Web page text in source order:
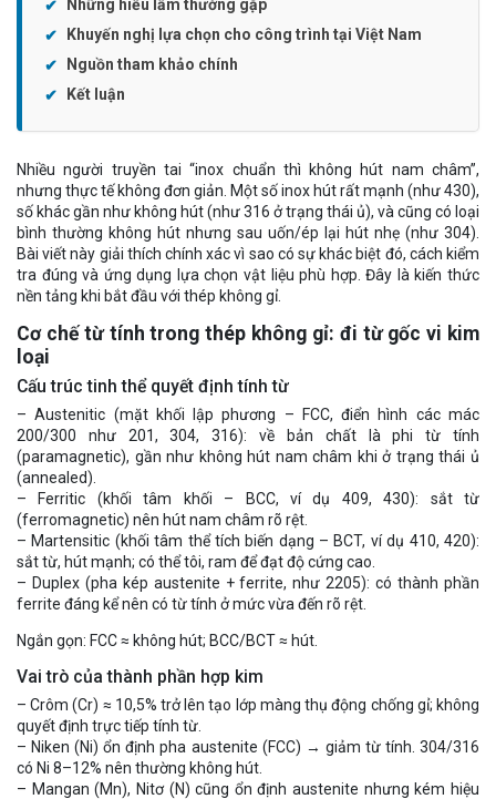
Những hiểu lầm thường gặp
Khuyến nghị lựa chọn cho công trình tại Việt Nam
Nguồn tham khảo chính
Kết luận
Nhiều người truyền tai “inox chuẩn thì không hút nam châm”,
nhưng thực tế không đơn giản. Một số inox hút rất mạnh (như 430),
số khác gần như không hút (như 316 ở trạng thái ủ), và cũng có loại
bình thường không hút nhưng sau uốn/ép lại hút nhẹ (như 304).
Bài viết này giải thích chính xác vì sao có sự khác biệt đó, cách kiểm
tra đúng và ứng dụng lựa chọn vật liệu phù hợp. Đây là kiến thức
nền tảng khi bắt đầu với thép không gỉ.
Cơ chế từ tính trong thép không gỉ: đi từ gốc vi kim
loại
Cấu trúc tinh thể quyết định tính từ
– Austenitic (mặt khối lập phương – FCC, điển hình các mác
200/300 như 201, 304, 316): về bản chất là phi từ tính
(paramagnetic), gần như không hút nam châm khi ở trạng thái ủ
(annealed).
– Ferritic (khối tâm khối – BCC, ví dụ 409, 430): sắt từ
(ferromagnetic) nên hút nam châm rõ rệt.
– Martensitic (khối tâm thể tích biến dạng – BCT, ví dụ 410, 420):
sắt từ, hút mạnh; có thể tôi, ram để đạt độ cứng cao.
– Duplex (pha kép austenite + ferrite, như 2205): có thành phần
ferrite đáng kể nên có từ tính ở mức vừa đến rõ rệt.
Ngắn gọn: FCC ≈ không hút; BCC/BCT ≈ hút.
Vai trò của thành phần hợp kim
– Crôm (Cr) ≈ 10,5% trở lên tạo lớp màng thụ động chống gỉ; không
quyết định trực tiếp tính từ.
– Niken (Ni) ổn định pha austenite (FCC) → giảm từ tính. 304/316
có Ni 8–12% nên thường không hút.
– Mangan (Mn), Nitơ (N) cũng ổn định austenite nhưng kém hiệu